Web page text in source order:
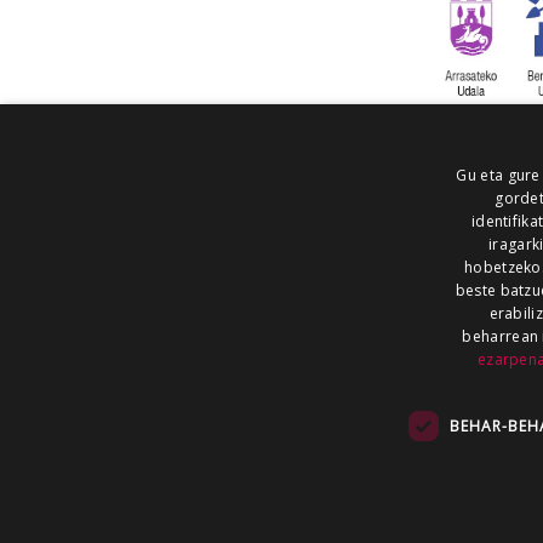
ALEA
NOAUA
Gu eta
hobetzeko.
beste
beharrean
BEHAR-